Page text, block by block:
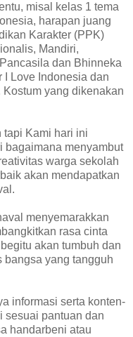
misal kelas 1 tema
harapan juang
Karakter (PPK)
Mandiri,
dan Bhinneka
I Love Indonesia dan
yang dikenakan
tapi Kami hari ini
bagaimana menyambut
warga sekolah
akan mendapatkan
menyemarakkan
rasa cinta
akan tumbuh dan
bangsa yang tangguh
informasi serta konten-
sesuai pantuan dan
handarbeni atau